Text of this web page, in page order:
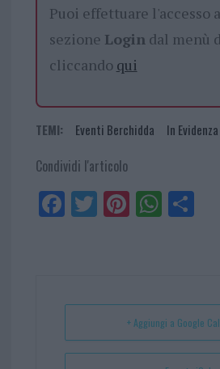
Puoi effettuare l'accesso
sezione Logindal menù
cliccando qui
TEMI: Eventi Berchidda In Evidenza
Condividi l'articolo
Fa
ce
Tw
itt
Pi
nt
t
W
ha
p
Sh
+ Aggiungi a Google